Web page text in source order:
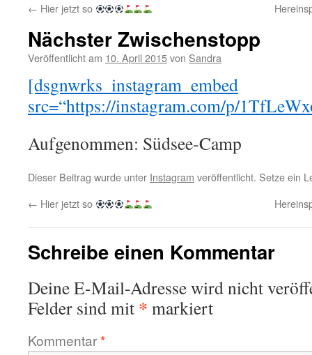
← Hier jetzt so
Nächster Zwischenstopp
Veröffentlicht am 10. April 2015von Sandra
[dsgnwrks_instagram_embed
src=“https://instagram.com/p/
Aufgenommen: Südsee-Camp
Dieser Beitrag wurde unter Instagram veröffentlicht. Setze ein
← Hier jetzt so
Schreibe einen Kommentar
Deine E-Mail-Adresse wird nicht
Felder sind mit * markiert
Kommentar*